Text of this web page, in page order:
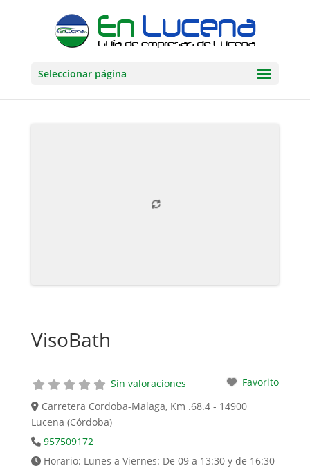
Seleccionar página
VisoBath
Sin valoraciones
Favorito
Carretera Cordoba-Malaga, Km .68.4 - 14900
Lucena (Córdoba)
957509172
Horario: Lunes a Viernes: De 09 a 13:30 y de 16:30